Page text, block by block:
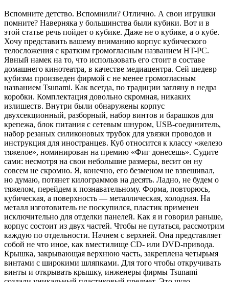
Вспомните детство. Вспомнили? Отлично. А свои игрушки
помните? Наверняка у большинства были кубики. Вот и в
этой статье речь пойдет о кубике. Даже не о кубике, а о кубе.
Хочу представить вашему вниманию корпус кубического
телосложения с кратким громогласным названием HT-PC.
Явный намек на то, что использовать его стоит в составе
домашнего кинотеатра, в качестве медиацентра. Сей шедевр
кубизма произведен фирмой с не менее громогласным
названием Tsunami. Как всегда, по традиции загляну в недра
коробки. Комплектация довольно скромная, никаких
излишеств. Внутри были обнаружены корпус
двухсекционный, разборный, набор винтов и барашков для
крепежа, блок питания с сетевым шнуром, USB-соединитель,
набор резаных силиконовых трубок для увязки проводов и
инструкция для иностранцев. Куб относится к классу «железо
тяжелое», номинирован на премию «Фиг донесешь». Судите
сами: несмотря на свои небольшие размеры, весит он ну
совсем не скромно. Я, конечно, его безменом не взвешивал,
но думаю, потянет килограммов на десять. Ладно, не будем о
тяжелом, перейдем к познавательному. Форма, повторюсь,
кубическая, а поверхность — металлическая, холодная. На
металл изготовитель не поскупился, пластик применен
исключительно для отделки панелей. Как я и говорил раньше,
корпус состоит из двух частей. Чтобы не путаться, рассмотрим
каждую по отдельности. Начнем с верхней. Она представляет
собой не что иное, как вместилище CD- или DVD-привода.
Крышка, закрывающая верхнюю часть, закреплена четырьмя
винтами с широкими шляпками. Для того чтобы откручивать
винты и открывать крышку, инженеры фирмы Tsunami